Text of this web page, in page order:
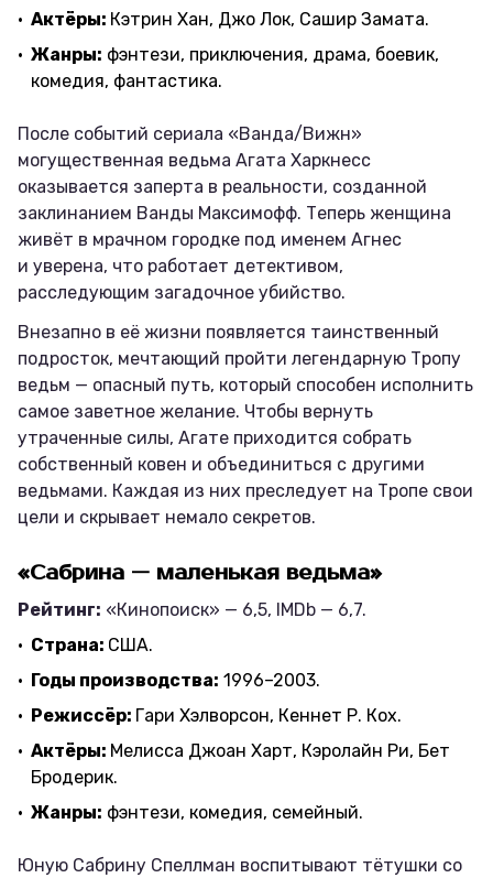
Актёры: Кэтрин Хан, Джо Лок, Сашир Замата.
Жанры: фэнтези, приключения, драма, боевик,
комедия, фантастика.
После событий сериала «Ванда/Вижн»
могущественная ведьма Агата Харкнесс
оказывается заперта в реальности, созданной
заклинанием Ванды Максимофф. Теперь женщина
живёт в мрачном городке под именем Агнес
и уверена, что работает детективом,
расследующим загадочное убийство.
Внезапно в её жизни появляется таинственный
подросток, мечтающий пройти легендарную Тропу
ведьм — опасный путь, который способен исполнить
самое заветное желание. Чтобы вернуть
утраченные силы, Агате приходится собрать
собственный ковен и объединиться с другими
ведьмами. Каждая из них преследует на Тропе свои
цели и скрывает немало секретов.
«Сабрина — маленькая ведьма»
Рейтинг: «Кинопоиск» — 6,5, IMDb — 6,7.
Страна: США.
Годы производства: 1996–2003.
Режиссёр: Гари Хэлворсон, Кеннет Р. Кох.
Актёры: Мелисса Джоан Харт, Кэролайн Ри, Бет
Бродерик.
Жанры: фэнтези, комедия, семейный.
Юную Сабрину Спеллман воспитывают тётушки со